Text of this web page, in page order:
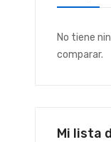
No tiene
comparar.
Mi lista